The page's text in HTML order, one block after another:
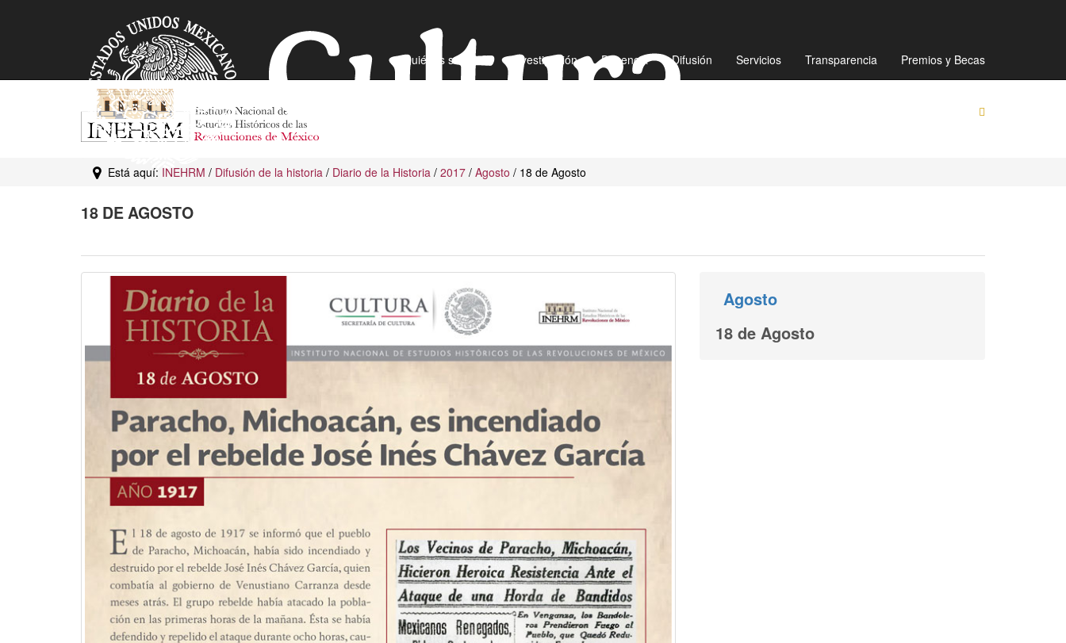
¿Quiénes somos? Investigación Docencia Difusión Servicios Transparencia Premios y Becas
Mapa de sitio Directorio Preguntas Frecuentes
Está aquí: INEHRM / Difusión de la historia / Diario de la Historia / 2017 / Agosto / 18 de Agosto
18 DE AGOSTO
Agosto
18 de Agosto